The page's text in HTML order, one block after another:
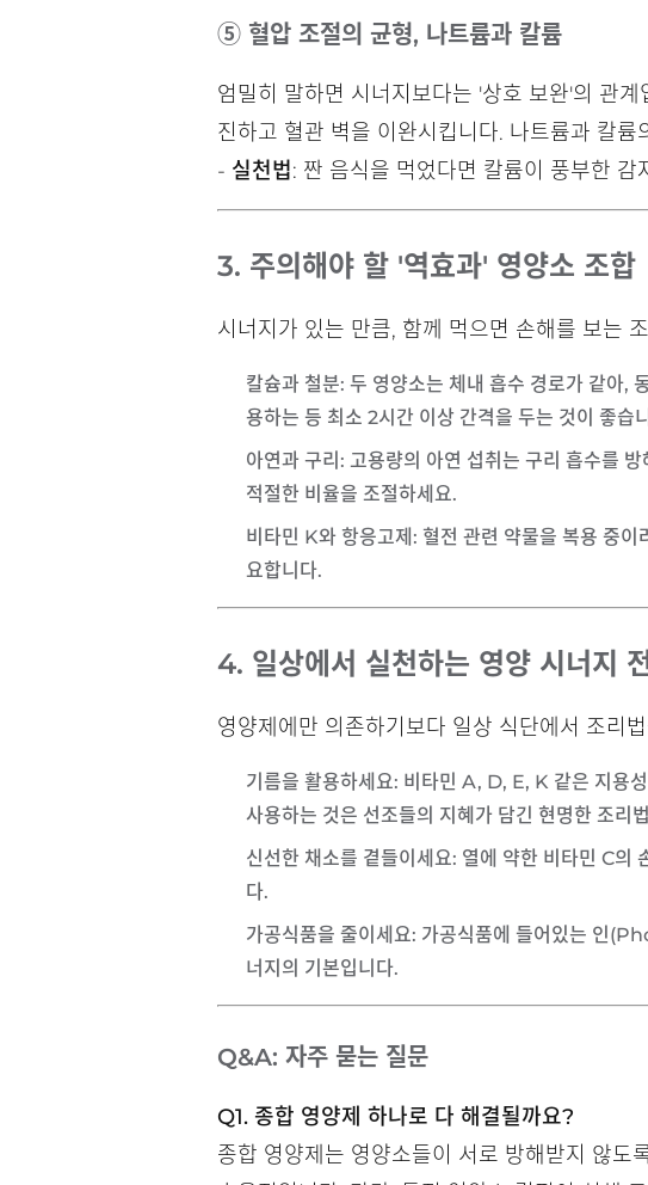
⑤ 혈압 조절의 균형, 나트륨과 칼륨
엄밀히 말하면 시너지보다는 '상호 보완'의 관
진하고 혈관 벽을 이완시킵니다. 나트륨과 칼
- 실천법: 짠 음식을 먹었다면 칼륨이 풍부한
3. 주의해야 할 '역효과' 영양소 조합
시너지가 있는 만큼, 함께 먹으면 손해를 보는
칼슘과 철분: 두 영양소는 체내 흡수 경로가 같아,
용하는 등 최소 2시간 이상 간격을 두는 것이 좋습
아연과 구리 : 고용량의 아연 섭취는 구리 흡수를
적절한 비율을 조절하세요.
비타민 K와 항응고제 : 혈전 관련 약물을 복용 중
요합니다.
4. 일상에서 실천하는 영양 시너지
영양제에만 의존하기보다 일상 식단에서 조리
기름을 활용하세요: 비타민 A, D, E, K 같은 지용
사용하는 것은 선조들의 지혜가 담긴 현명한 조리
신선한 채소를 곁들이세요: 열에 약한 비타민 C의
다.
가공식품을 줄이세요: 가공식품에 들어있는 인
너지의 기본입니다.
Q&A: 자주 묻는 질문
Q1. 종합 영양제 하나로 다 해결될까요?
종합 영양제는 영양소들이 서로 방해받지 않도